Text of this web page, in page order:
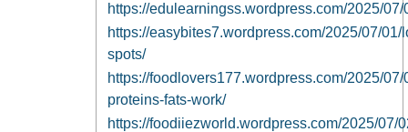
https://edulearningss.wordpress.com/2025/
https://easybites7.wordpress.com/2025/07/
spots/
https://foodlovers177.wordpress.com/2025/
proteins-fats-work/
https://foodiiezworld.wordpress.com/2025/